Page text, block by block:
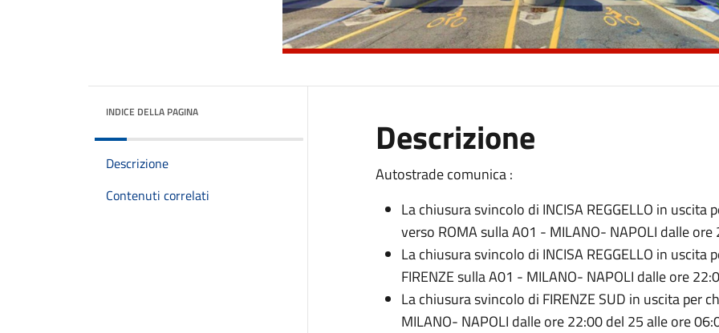
INDICE DELLA PAGINA
Descrizione
Contenuti correlati
Descrizione
Autostrade comunica :
La chiusura svincolo di INCISA REGGELLO in
verso ROMA sulla A01 - MILANO- NAPOLI dalle
La chiusura svincolo di INCISA REGGELLO in
FIRENZE sulla A01 - MILANO- NAPOLI dalle ore
La chiusura svincolo di FIRENZE SUD in uscita per
MILANO- NAPOLI dalle ore 22:00 del 25 alle ore